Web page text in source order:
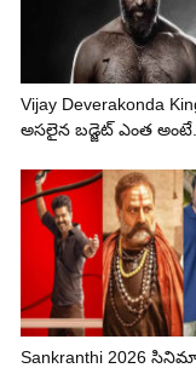
Vijay Deverakonda
అసలైన బడ్జెట్ ఎంత
Sankranthi 2026